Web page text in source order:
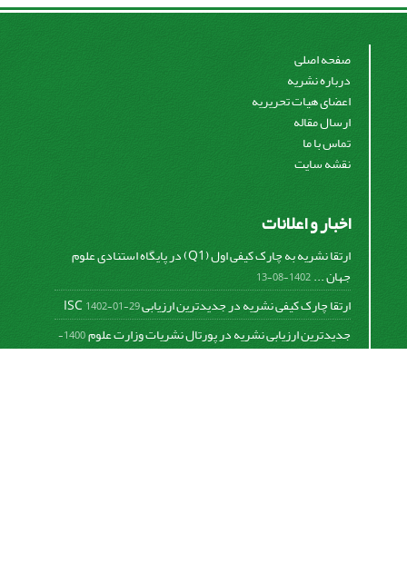
صفحه اصلی
درباره نشریه
اعضای هیات تحریریه
ارسال مقاله
تماس با ما
نقشه سایت
اخبار و اعلانات
ارتقا نشریه به چارک کیفی اول (Q1) در پایگاه استنادی علوم
جهان ...1402-08-13
ارتقا چارک کیفی نشریه در جدیدترین ارزیابی ISC1402-01-29
جدیدترین ارزیابی نشریه در پورتال نشریات وزارت علوم
1400-